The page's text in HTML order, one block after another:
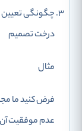
چگونگی تعیین
درخت تصمیم
مثال
عدم موفقیت